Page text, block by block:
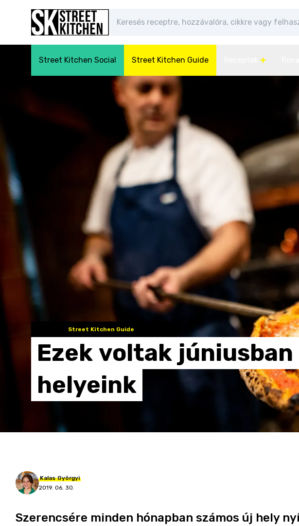
Street Kitchen Social Street Kitchen Guide
Street Kitchen Guide
Ezek voltak júniusban
helyeink
Kalas Györgyi
2019. 06. 30.
Szerencsére minden hónapban számos új hely